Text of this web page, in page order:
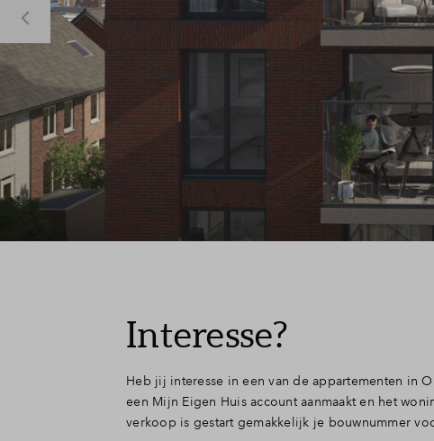
Interesse?
Heb jij interesse in een van de appartementen in
een Mijn Eigen Huis account aanmaakt en het
verkoop is gestart gemakkelijk je bouwnummer